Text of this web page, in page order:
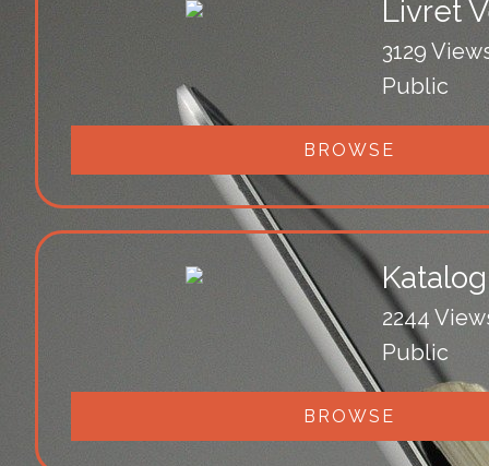
Livret
3129
Public
BROWSE
2244
Public
BROWSE